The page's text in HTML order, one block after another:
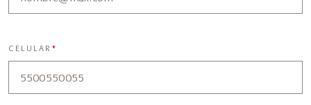
CELULAR*